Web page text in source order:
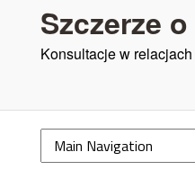
Szczerze
Konsultacje w relacjach